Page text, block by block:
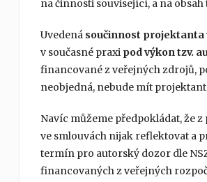
na činnosti související, a na
Uvedená součinnost projektanta
v současné praxi pod výkon tzv.
financované z veřejných zdrojů,
neobjedná, nebude mít
Navíc můžeme předpokládat, že
ve smlouvách nijak reflektovat a
termín pro autorský dozor dle
financovaných z veřejných